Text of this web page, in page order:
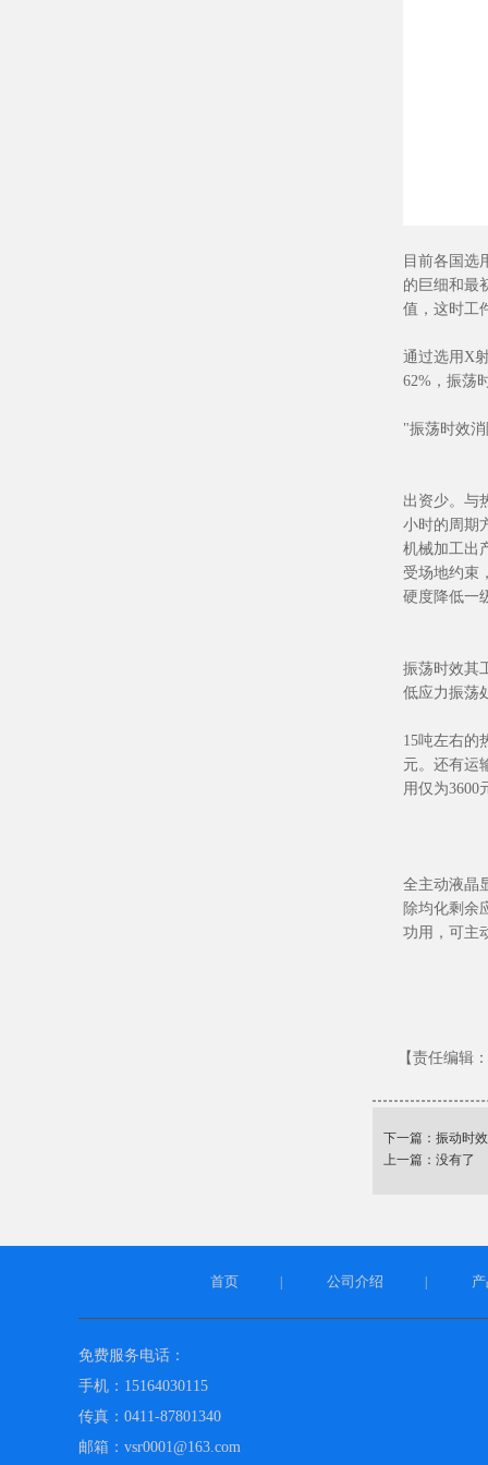
目前各国选
的巨细和最
值，这时工
通过选用X
62%，振荡
"振荡时效
出资少。与
小时的周期
机械加工出
受场地约束
硬度降低一
振荡时效其
低应力振荡
15吨左右的
元。还有运
用仅为3600
全主动液晶
除均化剩余
功用，可主
【责任编辑
下一篇： 振动时
上一篇：没有了
首页 公司介绍
免费服务电话：
手机：15164030115
传真：0411-87801340
邮箱：vsr0001@163.com